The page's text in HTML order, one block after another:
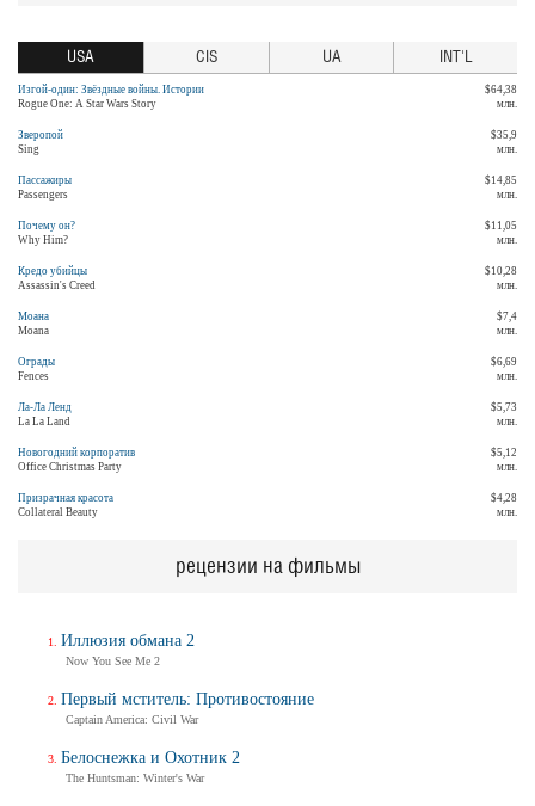
USA CIS UA INT'L
Изгой-один: Звёздные войны. Истории
Rogue One: A Star Wars Story
$64,38
млн.
Зверопой
Sing
$35,9
млн.
Пассажиры
Passengers
$14,85
млн.
Почему он?
Why Him?
$11,05
млн.
Кредо убийцы
Assassin's Creed
$10,28
млн.
Моана
Moana
$7,4
млн.
Ограды
Fences
$6,69
млн.
Ла-Ла Ленд
La La Land
$5,73
млн.
Новогодний корпоратив
Office Christmas Party
$5,12
млн.
Призрачная красота
Collateral Beauty
$4,28
млн.
рецензии на фильмы
Иллюзия обмана 2
Now You See Me 2
Первый мститель: Противостояние
Captain America: Civil War
Белоснежка и Охотник 2
The Huntsman: Winter's War